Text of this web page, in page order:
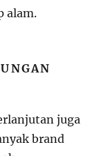
alam.
juga
brand